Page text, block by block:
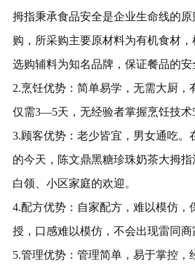
拇指秉承食品安全是企业生命线的
购，所采购主要原材料为有机食材，
选购辅料为知名品牌，保证餐品的安
2.烹饪优势：简单易学，无需大厨，
仅需3—5天，无经验者掌握烹饪技术
3.顾客优势：老少皆宜，男女通吃。
的今天，陈文鼎黑糖珍珠奶茶大拇
白领、小区家庭的欢迎。
4.配方优势：自家配方，难以模仿，
授，口感难以模仿，不会出现雷同商
5.管理优势：管理简单，易于掌控，